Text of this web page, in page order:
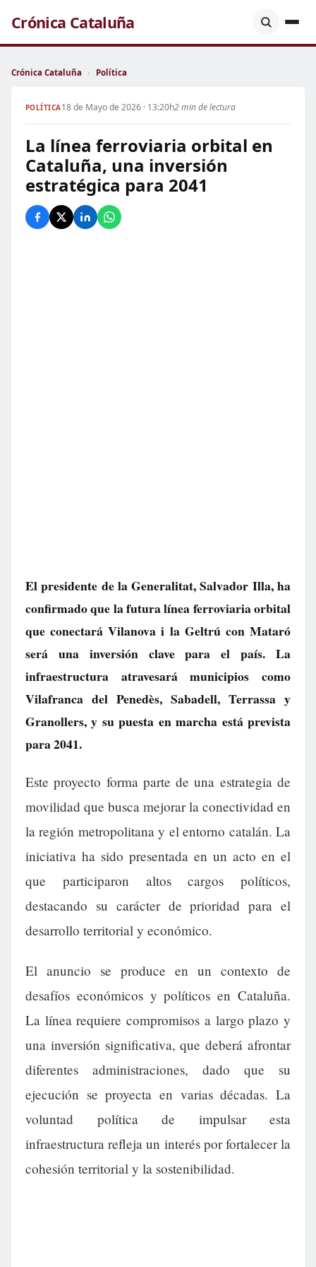
Crónica Cataluña
Crónica Cataluña › Política
POLÍTICA18 de Mayo de 2026 · 13:20h2 min de lectura
La línea ferroviaria orbital en
Cataluña, una inversión
estratégica para 2041
El presidente de la Generalitat, Salvador Illa, ha
confirmado que la futura línea ferroviaria orbital
que conectará Vilanova i la Geltrú con Mataró
será una inversión clave para el país. La
infraestructura atravesará municipios como
Vilafranca del Penedès, Sabadell, Terrassa y
Granollers, y su puesta en marcha está prevista
para 2041.
Este proyecto forma parte de una estrategia de
movilidad que busca mejorar la conectividad en
la región metropolitana y el entorno catalán. La
iniciativa ha sido presentada en un acto en el
que participaron altos cargos políticos,
destacando su carácter de prioridad para el
desarrollo territorial y económico.
El anuncio se produce en un contexto de
desafíos económicos y políticos en Cataluña.
La línea requiere compromisos a largo plazo y
una inversión significativa, que deberá afrontar
diferentes administraciones, dado que su
ejecución se proyecta en varias décadas. La
voluntad política de impulsar esta
infraestructura refleja un interés por fortalecer la
cohesión territorial y la sostenibilidad.